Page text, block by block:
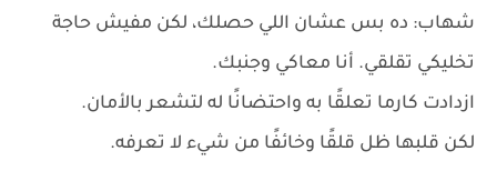
شهاب: ده بس عشان اللي حصلك، لكن مفيش حاجة
تخليكي تقلقي. أنا معاكي وجنبك.
ازدادت كارما تعلقًا به واحتضانًا له لتشعر بالأمان.
لكن قلبها ظل قلقًا وخائفًا من شيء لا تعرفه.